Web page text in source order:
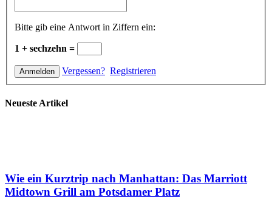
Bitte gib eine Antwort in Ziffern ein:
1 + sechzehn =
Vergessen? Registrieren
Neueste Artikel
Wie ein Kurztrip nach Manhattan: Das Marriott
Midtown Grill am Potsdamer Platz